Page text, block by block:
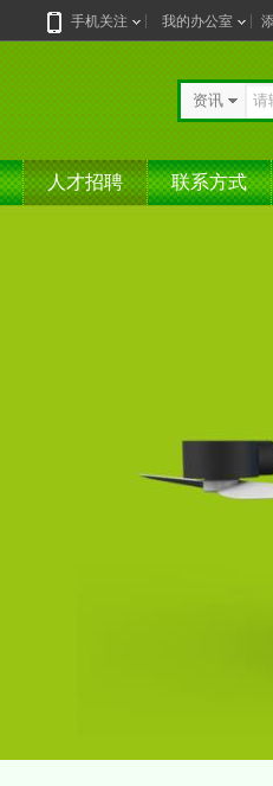
手机关注 我的办公室
资讯
人才招聘 联系方式